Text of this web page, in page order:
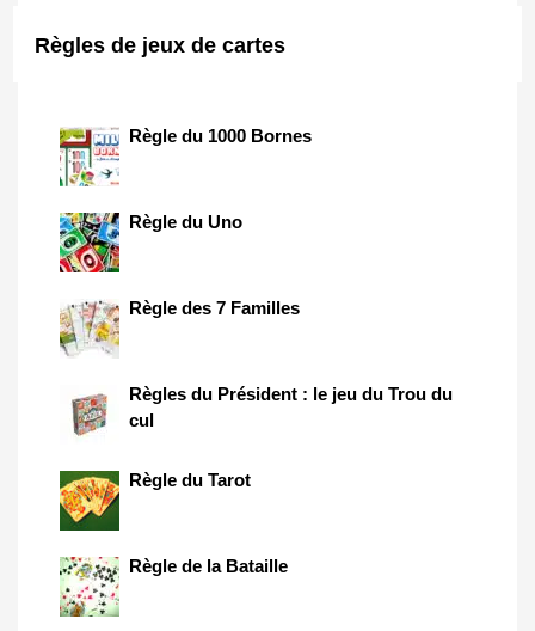
Règles de jeux de cartes
Règle du 1000 Bornes
Règle du Uno
Règle des 7 Familles
Règles du Président : le jeu du Trou du
cul
Règle du Tarot
Règle de la Bataille